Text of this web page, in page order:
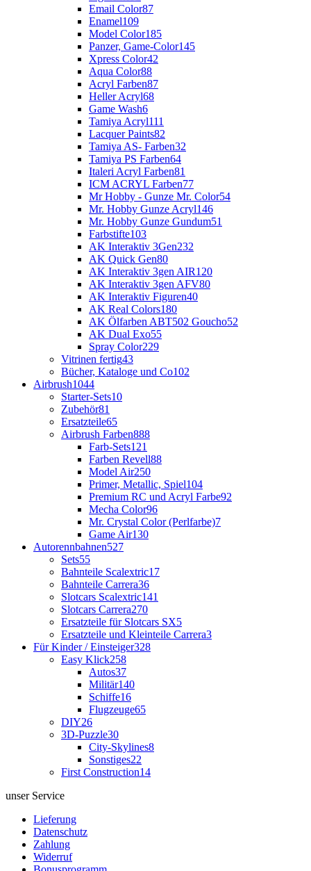
Email Color87
Enamel109
Model Color185
Panzer, Game-Color145
Xpress Color42
Aqua Color88
Acryl Farben87
Heller Acryl68
Game Wash6
Tamiya Acryl111
Lacquer Paints82
Tamiya AS- Farben32
Tamiya PS Farben64
Italeri Acryl Farben81
ICM ACRYL Farben77
Mr Hobby - Gunze Mr. Color54
Mr. Hobby Gunze Acryl146
Mr. Hobby Gunze Gundum51
Farbstifte103
AK Interaktiv 3Gen232
AK Quick Gen80
AK Interaktiv 3gen AIR120
AK Interaktiv 3gen AFV80
AK Interaktiv Figuren40
AK Real Colors180
AK Ölfarben ABT502 Goucho52
AK Dual Exo55
Spray Color229
Vitrinen fertig43
Bücher, Kataloge und Co102
Airbrush1044
Starter-Sets10
Zubehör81
Ersatzteile65
Airbrush Farben888
Farb-Sets121
Farben Revell88
Model Air250
Primer, Metallic, Spiel104
Premium RC und Acryl Farbe92
Mecha Color96
Mr. Crystal Color (Perlfarbe)7
Game Air130
Autorennbahnen527
Sets55
Bahnteile Scalextric17
Bahnteile Carrera36
Slotcars Scalextric141
Slotcars Carrera270
Ersatzteile für Slotcars SX5
Ersatzteile und Kleinteile Carrera3
Für Kinder / Einsteiger328
Easy Klick258
Autos37
Militär140
Schiffe16
Flugzeuge65
DIY26
3D-Puzzle30
City-Skylines8
Sonstiges22
First Construction14
unser Service
Lieferung
Datenschutz
Zahlung
Widerruf